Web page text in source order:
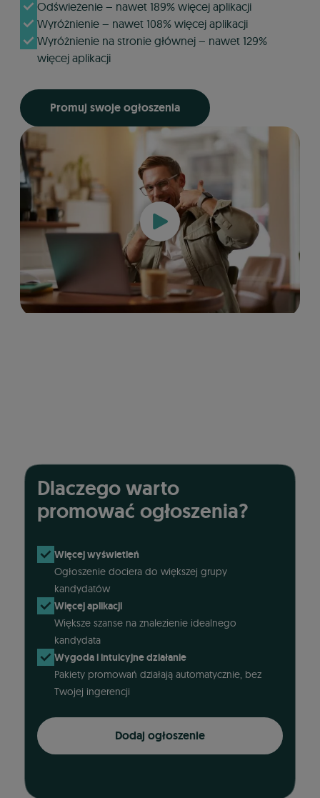
Odświeżenie – nawet 189% więcej aplikacji
Wyróżnienie – nawet 108% więcej aplikacji
Wyróżnienie na stronie głównej – nawet 129%
więcej aplikacji
Promuj swoje ogłoszenia
Dlaczego warto
promować ogłoszenia?
Więcej wyświetleń
Ogłoszenie dociera do większej grupy
kandydatów
Więcej aplikacji
Większe szanse na znalezienie idealnego
kandydata
Wygoda i intuicyjne działanie
Pakiety promowań działają automatycznie, bez
Twojej ingerencji
Dodaj ogłoszenie